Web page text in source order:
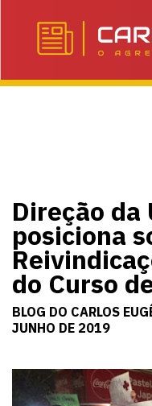
Direção da
posiciona
do Curso
BLOG DO CARLOS
JUNHO DE 2019